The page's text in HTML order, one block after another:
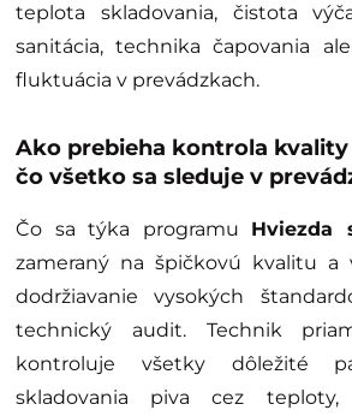
teplota skladovania, čistota
sanitácia, technika čapovania
fluktuácia v prevádzkach.
Ako prebieha kontrola kvality
čo všetko sa sleduje v
Čo sa týka programu Hviezda
zameraný na špičkovú kvalitu a
dodržiavanie vysokých
technický audit. Technik
kontroluje všetky dôležité
skladovania piva cez